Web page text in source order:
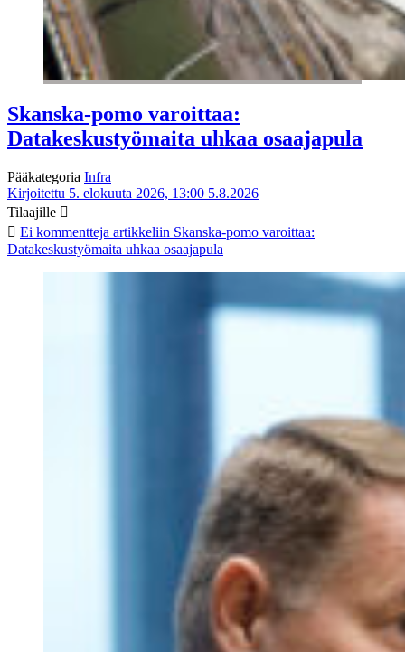
Skanska-pomo varoittaa:
Datakeskustyömaita uhkaa osaajapula
Pääkategoria Infra
Kirjoitettu 5. elokuuta 2026, 13:00 5.8.2026
Tilaajille
Ei kommentteja artikkeliin Skanska-pomo varoittaa:
Datakeskustyömaita uhkaa osaajapula